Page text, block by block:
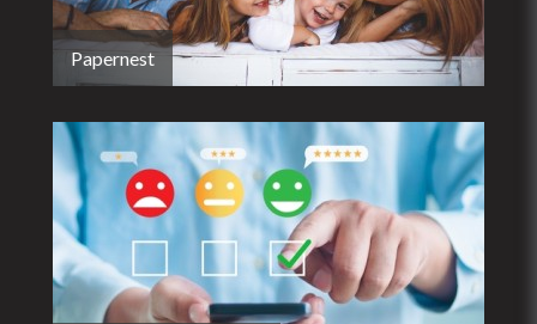
Papernest